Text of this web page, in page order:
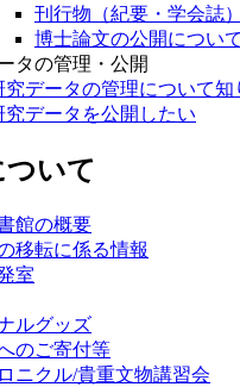
刊行物（紀要・学会誌
博士論文の公開につい
タの管理・公開
究データの管理について知
究データを公開したい
ついて
館の概要
移転に係る情報
室
ルグッズ
のご寄付等
ニクル/貴重文物講習会